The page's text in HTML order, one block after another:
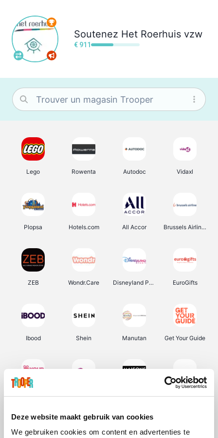
Deze website maakt gebruik van cookies
We gebruiken cookies om content en advertenties te
Soutenez Het Roerhuis vzw
€ 911
Lego Rowenta Autodoc Vidaxl
Plopsa Hotels.com All Accor Brussels Airlines
ZEB Wondr.Care Disneyland Paris EuroGifts
Ibood Shein Manutan Get Your Guide